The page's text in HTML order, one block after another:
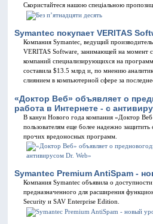
Скористайтеся нашою спецiальною
Symantec покупает VERITAS
Компания Symanteс, ведущий
VERITAS Software, занимающей на момент
компаний специализирующихся на
составила $13.5 млрд и, по мнению
слиянием в компьютерной сфере за
«Доктор Веб» объявляет о
работа в Интернете - с
В канун Нового года компания «Доктор
пользователям еще более надежно
прочих вредоносных программ.
Symantec Premium AntiSpam -
Компания Symantec объявила о
предназначенного для расширения
Security и SAV Enterprise Edition.